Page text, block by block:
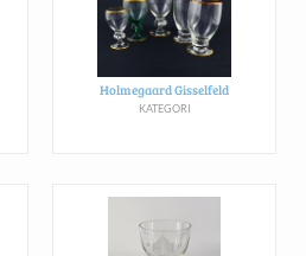
Holmegaard Gisselfeld
KATEGORI